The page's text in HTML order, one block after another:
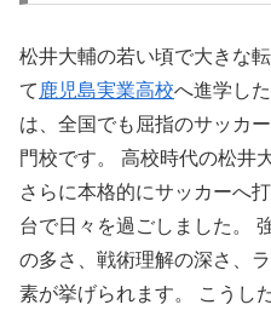
松井大輔の若い頃で大きな
て 鹿児島実業高校へ進学し
は、全国でも屈指のサッカ
門校です。 高校時代の松井
さらに本格的にサッカーへ
台で日々を過ごしました。
の多さ、戦術理解の深さ、
素が挙げられます。 こうし